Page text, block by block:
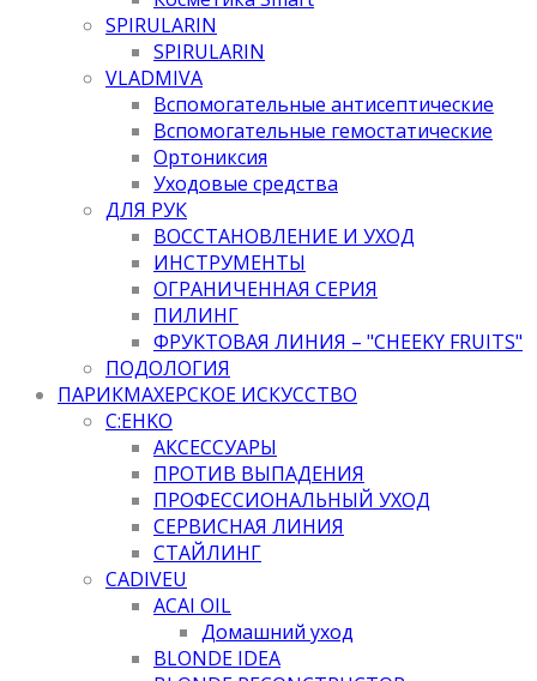
SPIRULARIN
SPIRULARIN
VLADMIVA
Вспомогательные антисептические
Вспомогательные гемостатические
Ортониксия
Уходовые средства
ДЛЯ РУК
ВОССТАНОВЛЕНИЕ И УХОД
ИНСТРУМЕНТЫ
ОГРАНИЧЕННАЯ СЕРИЯ
ПИЛИНГ
ФРУКТОВАЯ ЛИНИЯ – "CHEEKY FRUITS"
ПОДОЛОГИЯ
ПАРИКМАХЕРСКОЕ ИСКУССТВО
C:EHKO
АКСЕССУАРЫ
ПРОТИВ ВЫПАДЕНИЯ
ПРОФЕССИОНАЛЬНЫЙ УХОД
СЕРВИСНАЯ ЛИНИЯ
СТАЙЛИНГ
CADIVEU
ACAI OIL
Домашний уход
BLONDE IDEA